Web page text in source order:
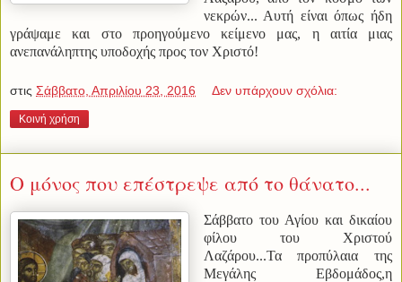
νεκρών... Αυτή είναι όπως ήδη
γράψαμε και στο προηγούμενο κείμενο μας, η αιτία μιας
ανεπανάληπτης υποδοχής προς τον Χριστό!
στις Σάββατο, Απριλίου 23, 2016 Δεν υπάρχουν σχόλια:
Κοινή χρήση
Ο μόνος που επέστρεψε από το θάνατο...
Σάββατο του Αγίου και δικαίου
φίλου του Χριστού
Λαζάρου...Τα προπύλαια της
Μεγάλης Εβδομάδος,η